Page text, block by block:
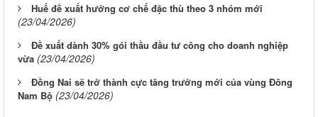
Huế đề xuất hưởng cơ chế đặc thù theo 3 nhóm mới
(23/04/2026)
Đề xuất dành 30% gói thầu đầu tư công cho doanh nghiệp
vừa (23/04/2026)
Đồng Nai sẽ trở thành cực tăng trưởng mới của vùng Đông
Nam Bộ (23/04/2026)